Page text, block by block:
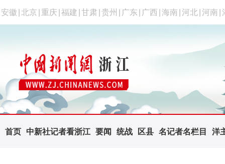
安徽 北京 重庆 福建 甘肃 贵州 广东 广西 海南 河北 河南
首页 中新社记者看浙江 要闻 统战 区县 名记者名栏目 洋